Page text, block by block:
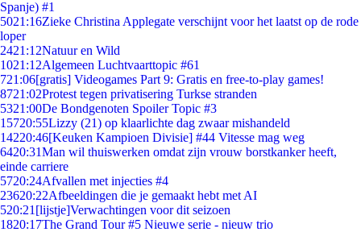
Spanje) #1
5021:16Zieke Christina Applegate verschijnt voor het laatst op de rode
loper
2421:12Natuur en Wild
1021:12Algemeen Luchtvaarttopic #61
721:06[gratis] Videogames Part 9: Gratis en free-to-play games!
8721:02Protest tegen privatisering Turkse stranden
5321:00De Bondgenoten Spoiler Topic #3
15720:55Lizzy (21) op klaarlichte dag zwaar mishandeld
14220:46[Keuken Kampioen Divisie] #44 Vitesse mag weg
6420:31Man wil thuiswerken omdat zijn vrouw borstkanker heeft,
einde carriere
5720:24Afvallen met injecties #4
23620:22Afbeeldingen die je gemaakt hebt met AI
520:21 [lijstje]Verwachtingen voor dit seizoen
1820:17The Grand Tour #5 Nieuwe serie - nieuw trio